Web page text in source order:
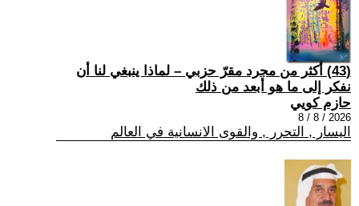
(43) أكثر من مجرد مقرّ حزبي – لماذا ينبغي لنا أن
نفكر إلى ما هو أبعد من ذلك
حازم كويي
2026 / 8 / 8
اليسار , التحرر , والقوى الانسانية في العالم